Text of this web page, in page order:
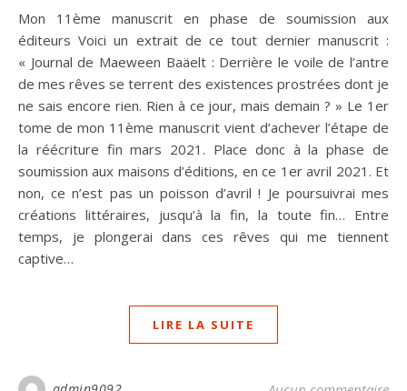
Mon 11ème manuscrit en phase de soumission aux
éditeurs Voici un extrait de ce tout dernier manuscrit :
« Journal de Maeween Baäelt : Derrière le voile de l’antre
de mes rêves se terrent des existences prostrées dont je
ne sais encore rien. Rien à ce jour, mais demain ? » Le 1er
tome de mon 11ème manuscrit vient d’achever l’étape de
la réécriture fin mars 2021. Place donc à la phase de
soumission aux maisons d’éditions, en ce 1er avril 2021. Et
non, ce n’est pas un poisson d’avril ! Je poursuivrai mes
créations littéraires, jusqu’à la fin, la toute fin… Entre
temps, je plongerai dans ces rêves qui me tiennent
captive…
LIRE LA SUITE